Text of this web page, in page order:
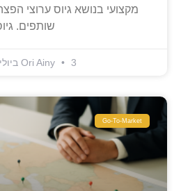
מקצועי בנושא גיוס ערוצי
שותפים.
Ori Ainy 3 ביולי 2026
Go-To-Market